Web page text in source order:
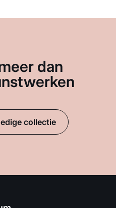
dan
collectie